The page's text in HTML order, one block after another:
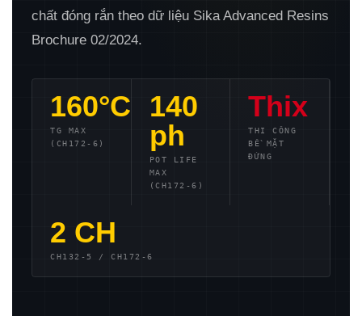
chất đóng rắn theo dữ liệu Sika Advanced Resins
Brochure 02/2024.
160°C
TG MAX
(CH172-6)
140
ph
POT LIFE
MAX
(CH172-6)
Thix
THI CÔNG
BỀ MẶT
ĐỨNG
2 CH
CH132-5 / CH172-6